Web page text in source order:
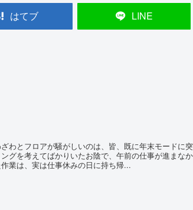
はてブ LINE
わとフロアが騒がしいのは、皆、既に年末モードに
グを考えてばかりいたお陰で、午前の仕事が進まな
業は、実は仕事休みの日に持ち帰...